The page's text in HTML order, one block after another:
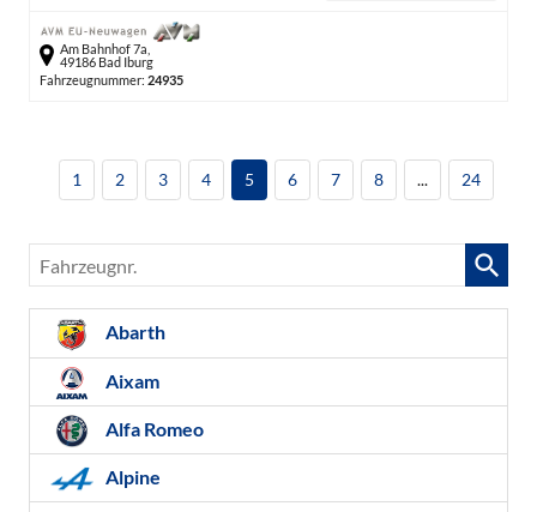
Am Bahnhof 7a,
49186 Bad Iburg
Fahrzeugnummer: 24935
1 2 3 4 5 6 7 8 ... 24
Fahrzeugnr.
Abarth
Aixam
Alfa Romeo
Alpine